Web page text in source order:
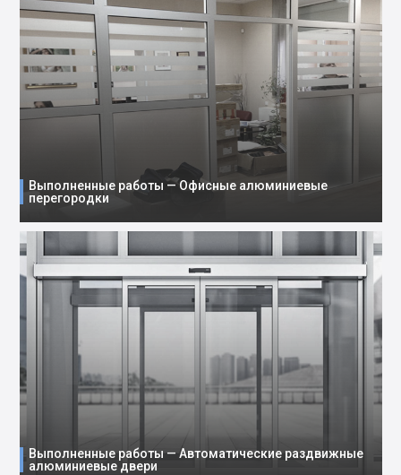
Выполненные работы — Офисные алюминиевые
перегородки
Выполненные работы — Автоматические раздвижные
алюминиевые двери